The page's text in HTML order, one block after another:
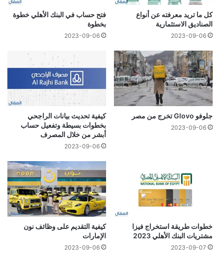
كل ما تريد معرفته عن أنواع
الصناديق الاستثمارية
2023-09-06
فتح حساب في البنك الأهلي خطوة
بخطوة
2023-09-06
جلوفو Glovo تخرج من مصر
2023-09-06
كيفية تحديث بيانات الراجحي
بخطوات بسيطة وتفعيل حساب
أبشر من خلال المصرف
2023-09-06
خطوات طريقة استخراج فيزا
مشتريات البنك الأهلي 2023
2023-09-07
كيفية التقديم على وظائف نون
الإمارات
2023-09-06